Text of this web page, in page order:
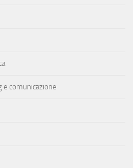
comunicazione